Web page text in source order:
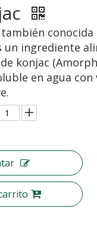
un ingrediente
konjac
en agua